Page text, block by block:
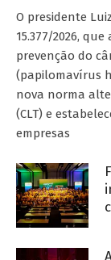
O presidente
15.377/2026,
prevenção do
(papilomavírus
nova norma
(CLT) e
empresas